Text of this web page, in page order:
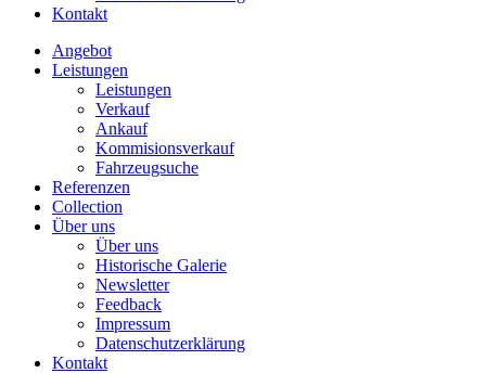
Kontakt
Angebot
Leistungen
Leistungen
Verkauf
Ankauf
Kommisionsverkauf
Fahrzeugsuche
Referenzen
Collection
Über uns
Über uns
Historische Galerie
Newsletter
Feedback
Impressum
Datenschutzerklärung
Kontakt